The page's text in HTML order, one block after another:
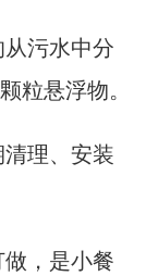
污水中分
粒悬浮物。
理、安装
，是小餐